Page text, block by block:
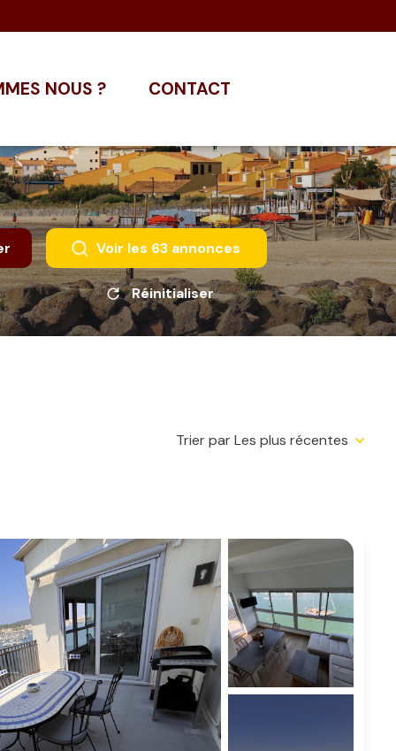
NOUS ? CONTACT
Voir les 63annonces
Réinitialiser
Trier par Les plus récentes